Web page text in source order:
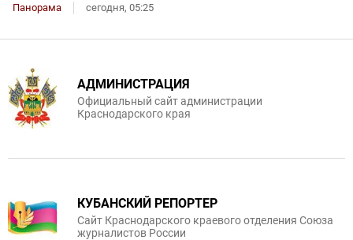
Панорама сегодня, 05:25
АДМИНИСТРАЦИЯ
Официальный сайт администрации
Краснодарского края
КУБАНСКИЙ РЕПОРТЕР
Сайт Краснодарского краевого отделения Союза
журналистов России